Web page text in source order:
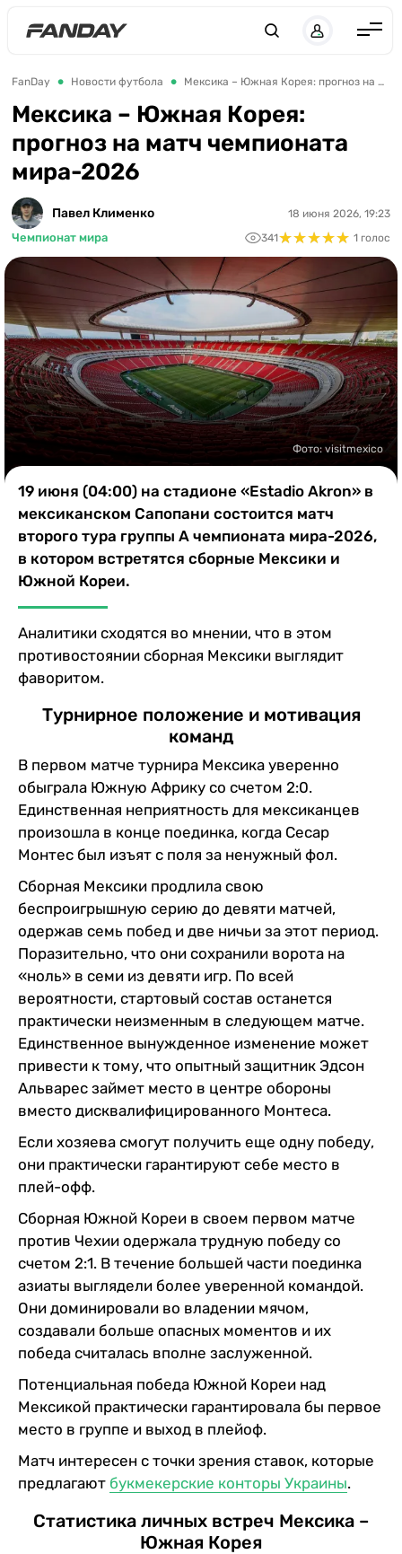
Англия
Испания
Германия
Украина
ЛЧ
ЧЕ-2028
Букмекеры
Казино
FanDay Новости футбола Мексика – Южная Корея: прогноз на матч чемпионата мира-2026
Мексика – Южная Корея:
прогноз на матч чемпионата
мира-2026
Павел Клименко
Чемпионат мира
18 июня 2026, 19:23
341★★★★★
★★★★★ 1 голос
Фото: visitmexico
19 июня (04:00) на стадионе «Estadio Akron» в
мексиканском Сапопани состоится матч
второго тура группы А чемпионата мира-2026,
в котором встретятся сборные Мексики и
Южной Кореи.
Аналитики сходятся во мнении, что в этом
противостоянии сборная Мексики выглядит
фаворитом.
Турнирное положение и мотивация
команд
В первом матче турнира Мексика уверенно
обыграла Южную Африку со счетом 2:0.
Единственная неприятность для мексиканцев
произошла в конце поединка, когда Сесар
Монтес был изъят с поля за ненужный фол.
Сборная Мексики продлила свою
беспроигрышную серию до девяти матчей,
одержав семь побед и две ничьи за этот период.
Поразительно, что они сохранили ворота на
«ноль» в семи из девяти игр. По всей
вероятности, стартовый состав останется
практически неизменным в следующем матче.
Единственное вынужденное изменение может
привести к тому, что опытный защитник Эдсон
Альварес займет место в центре обороны
вместо дисквалифицированного Монтеса.
Если хозяева смогут получить еще одну победу,
они практически гарантируют себе место в
плей-офф.
Сборная Южной Кореи в своем первом матче
против Чехии одержала трудную победу со
счетом 2:1. В течение большей части поединка
азиаты выглядели более уверенной командой.
Они доминировали во владении мячом,
создавали больше опасных моментов и их
победа считалась вполне заслуженной.
Потенциальная победа Южной Кореи над
Мексикой практически гарантировала бы первое
место в группе и выход в плейоф.
Матч интересен с точки зрения ставок, которые
предлагают букмекерские конторы Украины.
Статистика личных встреч Мексика –
Южная Корея